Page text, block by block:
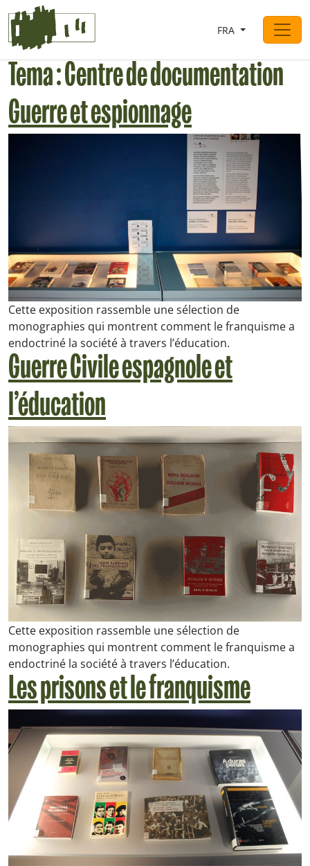
Saltar al contingut
Navigation principale
FRA
Tema :Centre de documentation
Guerre et espionnage
Cette exposition rassemble une sélection de
monographies qui montrent comment le franquisme a
endoctriné la société à travers l’éducation.
Guerre Civile espagnole et
l’éducation
Cette exposition rassemble une sélection de
monographies qui montrent comment le franquisme a
endoctriné la société à travers l’éducation.
Les prisons et le franquisme